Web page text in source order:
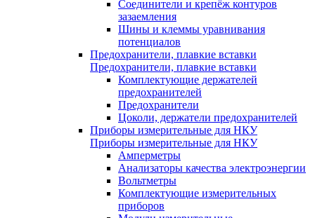
Соединители и крепёж контуров
зазаемления
Шины и клеммы уравнивания
потенциалов
Предохранители, плавкие вставки
Предохранители, плавкие вставки
Комплектующие держателей
предохранителей
Предохранители
Цоколи, держатели предохранителей
Приборы измерительные для НКУ
Приборы измерительные для НКУ
Амперметры
Анализаторы качества электроэнергии
Вольтметры
Комплектующие измерительных
приборов